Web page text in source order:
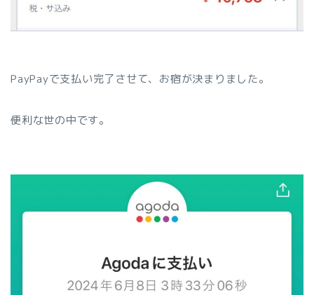
PayPayで支払い完了させて、お宿が決まりました。
便利な世の中です。